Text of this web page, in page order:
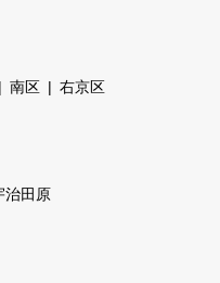
南区 右京区
治田原